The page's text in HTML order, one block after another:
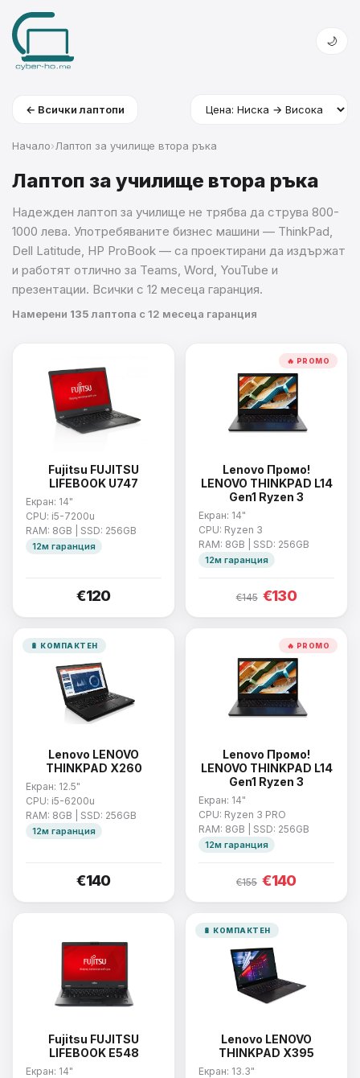
🌙
← Всички лаптопи
Начало›Лаптоп за училище втора ръка
Лаптоп за училище втора ръка
Надежден лаптоп за училище не трябва да струва 800-
1000 лева. Употребяваните бизнес машини — ThinkPad,
Dell Latitude, HP ProBook — са проектирани да издържат
и работят отлично за Teams, Word, YouTube и
презентации. Всички с 12 месеца гаранция.
Намерени 135 лаптопа с 12 месеца гаранция
Fujitsu FUJITSU
LIFEBOOK U747
Екран: 14"
CPU: i5-7200u
RAM: 8GB | SSD: 256GB
12м гаранция
€120
🔥 PROMO
Lenovo Промо!
LENOVO THINKPAD L14
Gen1 Ryzen 3
Екран: 14"
CPU: Ryzen 3
RAM: 8GB | SSD: 256GB
12м гаранция
€145 €130
🔋 КОМПАКТЕН
Lenovo LENOVO
THINKPAD X260
Екран: 12.5"
CPU: i5-6200u
RAM: 8GB | SSD: 256GB
12м гаранция
€140
🔥 PROMO
Lenovo Промо!
LENOVO THINKPAD L14
Gen1 Ryzen 3
Екран: 14"
CPU: Ryzen 3 PRO
RAM: 8GB | SSD: 256GB
12м гаранция
€155 €140
Fujitsu FUJITSU
LIFEBOOK E548
Екран: 14"
🔋 КОМПАКТЕН
Lenovo LENOVO
THINKPAD X395
Екран: 13.3"